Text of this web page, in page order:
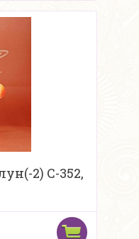
2) С-352,